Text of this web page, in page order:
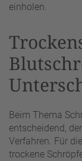
einholen.
Beim Thema
entscheidend,
Verfahren. Für
trockene